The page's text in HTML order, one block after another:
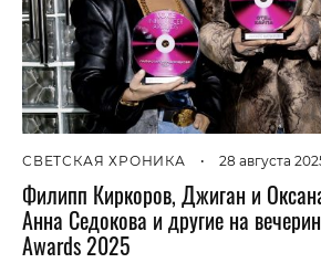
СВЕТСКАЯ ХРОНИКА • 28 августа
Филипп Киркоров, Джиган и
Анна Седокова и другие на
Awards 2025